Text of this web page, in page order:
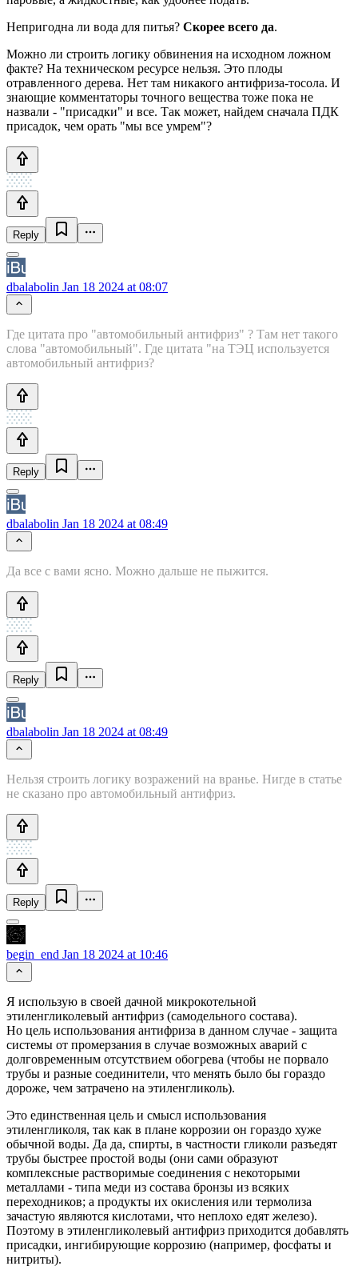
Непригодна ли вода для питья? Скорее всего да.
Можно ли строить логику обвинения на исходном ложном
факте? На техническом ресурсе нельзя. Это плоды
отравленного дерева. Нет там никакого антифриза-тосола. И
знающие комментаторы точного вещества тоже пока не
назвали - "присадки" и все. Так может, найдем сначала ПДК
присадок, чем орать "мы все умрем"?
Reply
dbalabolin Jan 18 2024 at 08:07
Где цитата про "автомобильный антифриз" ? Там нет такого
слова "автомобильный". Где цитата "на ТЭЦ используется
автомобильный антифриз?
Reply
dbalabolin Jan 18 2024 at 08:49
Да все с вами ясно. Можно дальше не пыжится.
Reply
dbalabolin Jan 18 2024 at 08:49
Нельзя строить логику возражений на вранье. Нигде в статье
не сказано про автомобильный антифриз.
Reply
begin_end Jan 18 2024 at 10:46
Я использую в своей дачной микрокотельной
этиленгликолевый антифриз (самодельного состава).
Но цель использования антифриза в данном случае - защита
системы от промерзания в случае возможных аварий с
долговременным отсутствием обогрева (чтобы не порвало
трубы и разные соединители, что менять было бы гораздо
дороже, чем затрачено на этиленгликоль).
Это единственная цель и смысл использования
этиленгликоля, так как в плане коррозии он гораздо хуже
обычной воды. Да да, спирты, в частности гликоли разъедят
трубы быстрее простой воды (они сами образуют
комплексные растворимые соединения с некоторыми
металлами - типа меди из состава бронзы из всяких
переходников; а продукты их окисления или термолиза
зачастую являются кислотами, что неплохо едят железо).
Поэтому в этиленгликолевый антифриз приходится добавлять
присадки, ингибирующие коррозию (например, фосфаты и
нитриты).